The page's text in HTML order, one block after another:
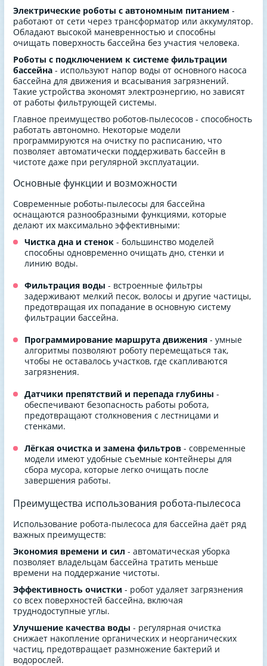
Электрические роботы с автономным питанием -
работают от сети через трансформатор или аккумулятор.
Обладают высокой маневренностью и способны
очищать поверхность бассейна без участия человека.
Роботы с подключением к системе фильтрации
бассейна - используют напор воды от основного насоса
бассейна для движения и всасывания загрязнений.
Такие устройства экономят электроэнергию, но зависят
от работы фильтрующей системы.
Главное преимущество роботов-пылесосов - способность
работать автономно. Некоторые модели
программируются на очистку по расписанию, что
позволяет автоматически поддерживать бассейн в
чистоте даже при регулярной эксплуатации.
Основные функции и возможности
Современные роботы-пылесосы для бассейна
оснащаются разнообразными функциями, которые
делают их максимально эффективными:
Чистка дна и стенок - большинство моделей
способны одновременно очищать дно, стенки и
линию воды.
Фильтрация воды - встроенные фильтры
задерживают мелкий песок, волосы и другие частицы,
предотвращая их попадание в основную систему
фильтрации бассейна.
Программирование маршрута движения - умные
алгоритмы позволяют роботу перемещаться так,
чтобы не оставалось участков, где скапливаются
загрязнения.
Датчики препятствий и перепада глубины -
обеспечивают безопасность работы робота,
предотвращают столкновения с лестницами и
стенками.
Лёгкая очистка и замена фильтров - современные
модели имеют удобные съемные контейнеры для
сбора мусора, которые легко очищать после
завершения работы.
Преимущества использования робота-пылесоса
Использование робота-пылесоса для бассейна даёт ряд
важных преимуществ:
Экономия времени и сил - автоматическая уборка
позволяет владельцам бассейна тратить меньше
времени на поддержание чистоты.
Эффективность очистки - робот удаляет загрязнения
со всех поверхностей бассейна, включая
труднодоступные углы.
Улучшение качества воды - регулярная очистка
снижает накопление органических и неорганических
частиц, предотвращает размножение бактерий и
водорослей.